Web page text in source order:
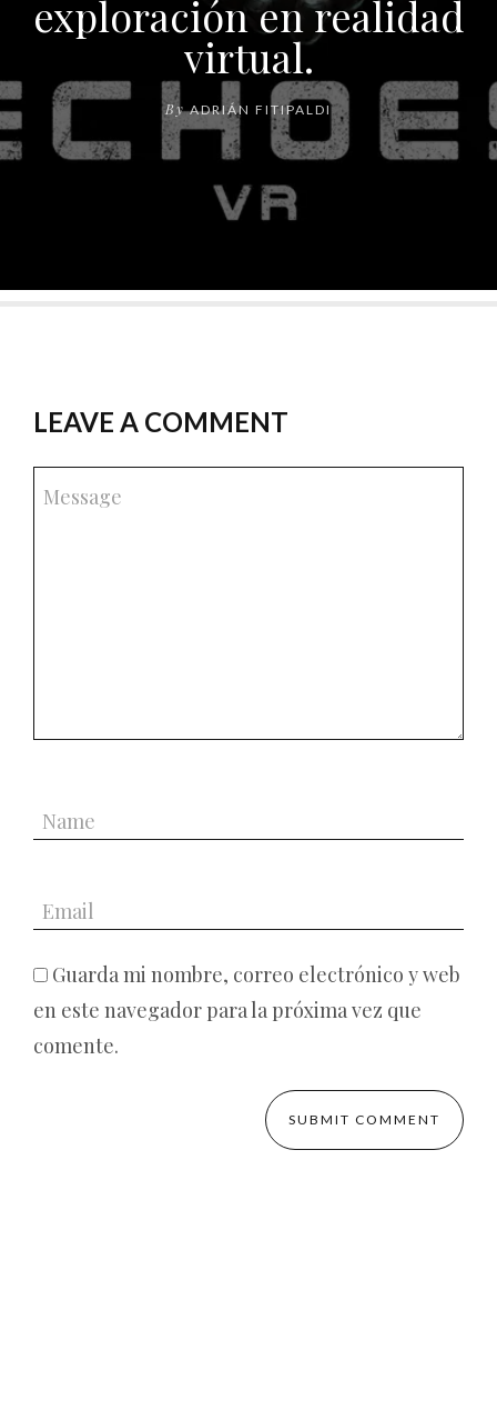
exploración en realidad
virtual.
By ADRIÁN FITIPALDI
LEAVE A COMMENT
Guarda mi nombre, correo electrónico y web
en este navegador para la próxima vez que
comente.